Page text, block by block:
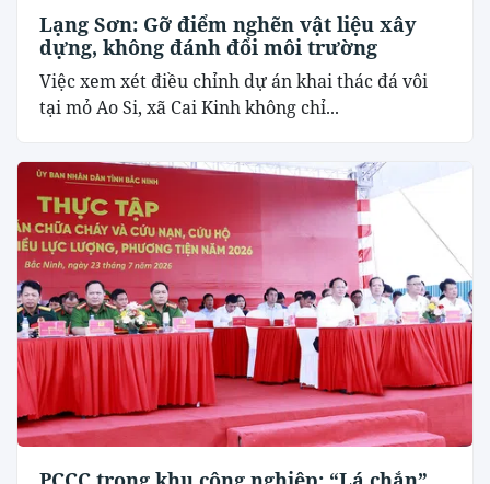
Lạng Sơn: Gỡ điểm nghẽn vật liệu xây
dựng, không đánh đổi môi trường
Việc xem xét điều chỉnh dự án khai thác đá vôi
tại mỏ Ao Si, xã Cai Kinh không chỉ...